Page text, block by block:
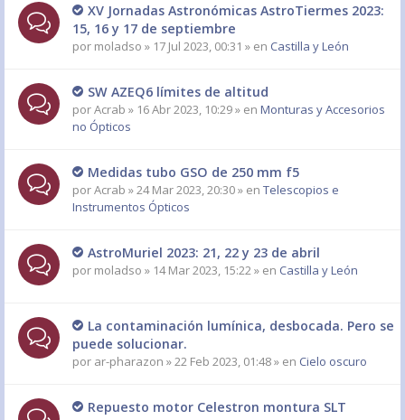
XV Jornadas Astronómicas AstroTiermes 2023:
15, 16 y 17 de septiembre
por moladso » 17 Jul 2023, 00:31 » en Castilla y León
SW AZEQ6 límites de altitud
porAcrab » 16 Abr 2023, 10:29 » en Monturas y Accesorios
no Ópticos
Medidas tubo GSO de 250 mm f5
porAcrab » 24 Mar 2023, 20:30 » en Telescopios e
Instrumentos Ópticos
AstroMuriel 2023: 21, 22 y 23 de abril
por moladso » 14 Mar 2023, 15:22 » en Castilla y León
La contaminación lumínica, desbocada. Pero se
puede solucionar.
por ar-pharazon » 22 Feb 2023, 01:48 » en Cielo oscuro
Repuesto motor Celestron montura SLT